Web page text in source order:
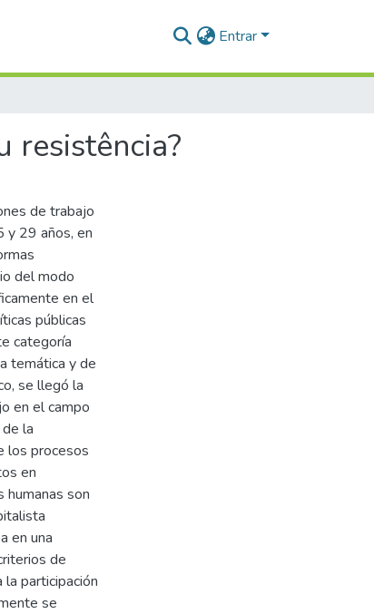
Entrar
resistência?
de trabajo
y 29 años, en
del modo
en el
públicas
categoría
temática y de
se llegó la
en el campo
la
los procesos
en
son
en una
de
participación
se